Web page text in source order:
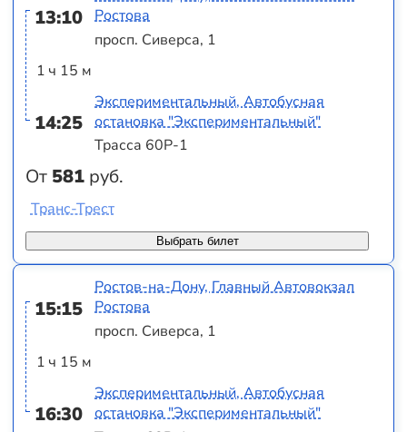
13:10
1 ч 15 м
14:25
От 581 руб.
Ростова
просп. Сиверса, 1
Экспериментальный, Автобусная
остановка "Экспериментальный"
Трасса 60Р-1
Выбрать билет
Транс-Трест
15:15
1 ч 15 м
16:30
Ростов-на-Дону, Главный Автовокзал
Ростова
просп. Сиверса, 1
Экспериментальный, Автобусная
остановка "Экспериментальный"